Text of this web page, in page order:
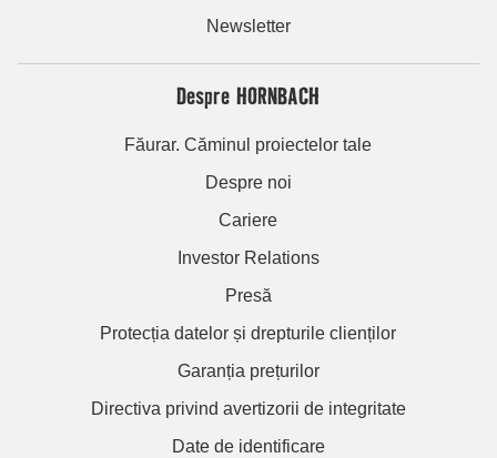
Newsletter
Despre HORNBACH
Făurar. Căminul proiectelor tale
Despre noi
Cariere
Investor Relations
Presă
Protecția datelor și drepturile clienților
Garanția prețurilor
Directiva privind avertizorii de integritate
Date de identificare